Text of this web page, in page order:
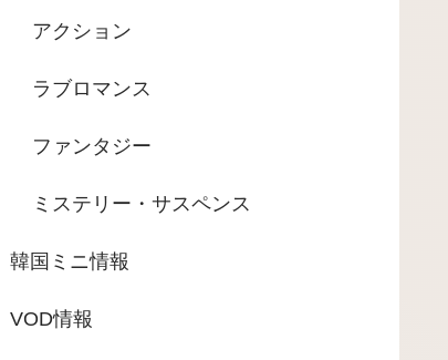
アクション
ラブロマンス
ファンタジー
ミステリー・サスペンス
韓国ミニ情報
VOD情報